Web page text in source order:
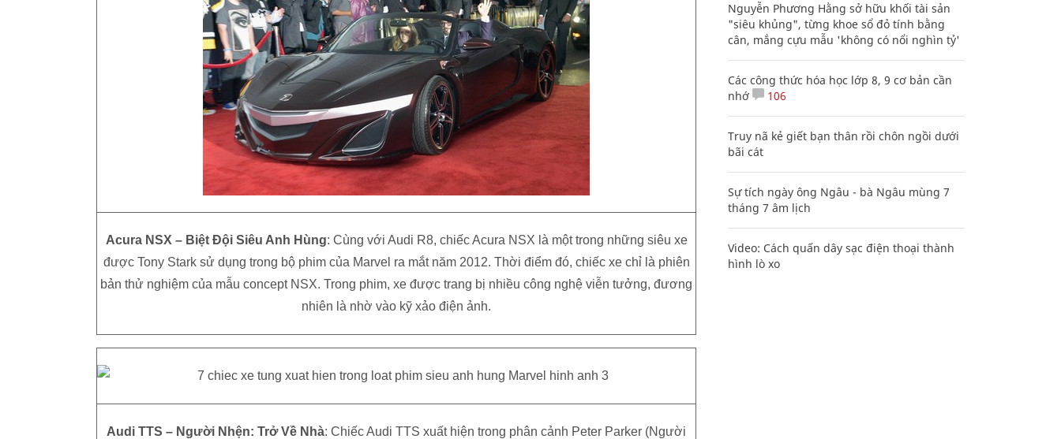
Acura NSX – Biệt Đội Siêu Anh Hùng: Cùng với Audi R8, chiếc Acura NSX là một trong những siêu xe
được Tony Stark sử dụng trong bộ phim của Marvel ra mắt năm 2012. Thời điểm đó, chiếc xe chỉ là phiên
bản thử nghiệm của mẫu concept NSX. Trong phim, xe được trang bị nhiều công nghệ viễn tưởng, đương
nhiên là nhờ vào kỹ xảo điện ảnh.
Audi TTS – Người Nhện: Trở Về Nhà: Chiếc Audi TTS xuất hiện trong phân cảnh Peter Parker (Người
Nguyễn Phương Hằng sở hữu khối tài sản
"siêu khủng", từng khoe sổ đỏ tính bằng
cân, mắng cựu mẫu 'không có nổi nghìn tỷ'
Các công thức hóa học lớp 8, 9 cơ bản cần
nhớ
106
Truy nã kẻ giết bạn thân rồi chôn ngồi dưới
bãi cát
Sự tích ngày ông Ngâu - bà Ngâu mùng 7
tháng 7 âm lịch
Video: Cách quấn dây sạc điện thoại thành
hình lò xo